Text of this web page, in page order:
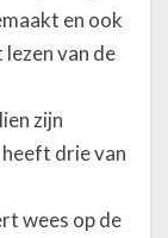
en ook
van de
zijn
drie van
wees op de